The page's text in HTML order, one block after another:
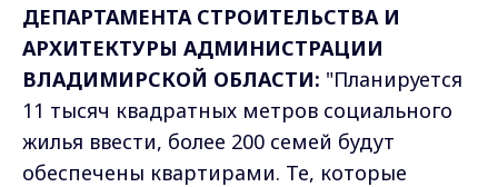
ДЕПАРТАМЕНТА СТРОИТЕЛЬСТВА И
АРХИТЕКТУРЫ АДМИНИСТРАЦИИ
ВЛАДИМИРСКОЙ ОБЛАСТИ: "Планируется
11 тысяч квадратных метров социального
жилья ввести, более 200 семей будут
обеспечены квартирами. Те, которые